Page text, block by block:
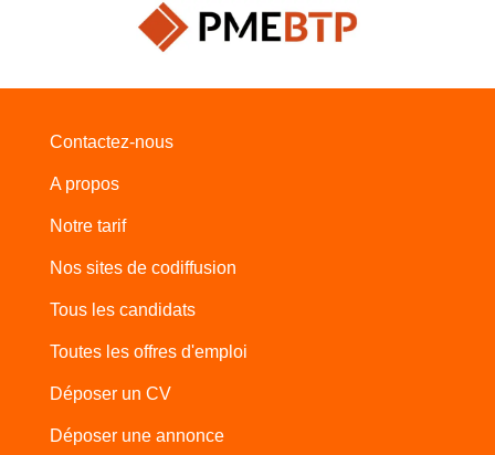
Contactez-nous
A propos
Notre tarif
Nos sites de codiffusion
Tous les candidats
Toutes les offres d'emploi
Déposer un CV
Déposer une annonce